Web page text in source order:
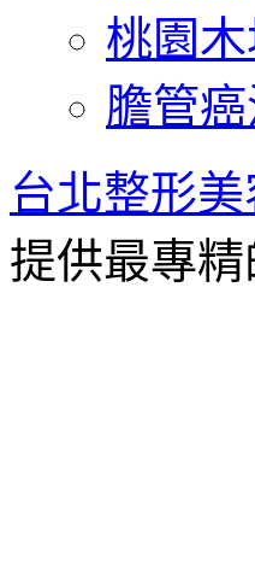
桃園
膽管
台北整形
提供最專精